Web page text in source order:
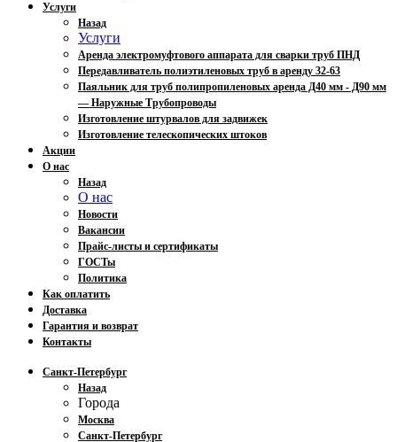
Услуги
Назад
Услуги
Аренда электромуфтового аппарата для сварки труб ПНД
Передавливатель полиэтиленовых труб в аренду 32-63
Паяльник для труб полипропиленовых аренда Д40 мм - Д90 мм
— Наружные Трубопроводы
Изготовление штурвалов для задвижек
Изготовление телескопических штоков
Акции
О нас
Назад
О нас
Новости
Вакансии
Прайс-листы и сертификаты
ГОСТы
Политика
Как оплатить
Доставка
Гарантия и возврат
Контакты
Санкт-Петербург
Назад
Города
Москва
Санкт-Петербург